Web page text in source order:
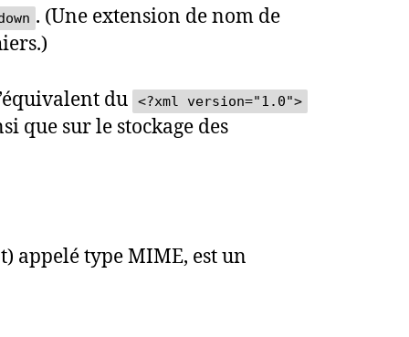
. (Une extension de nom de
du <?xml version="1.0">
que sur le stockage des
appelé type MIME, est un